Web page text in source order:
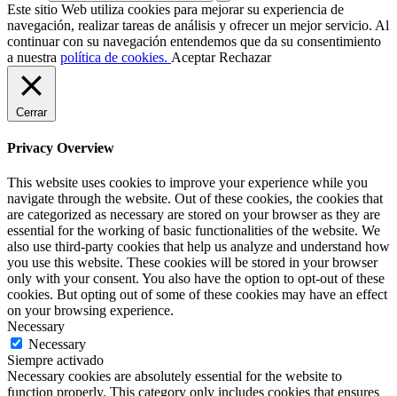
Este sitio Web utiliza cookies para mejorar su experiencia de
navegación, realizar tareas de análisis y ofrecer un mejor servicio. Al
continuar con su navegación entendemos que da su consentimiento
a nuestra política de cookies. Aceptar Rechazar
Cerrar
Privacy Overview
This website uses cookies to improve your experience while you
navigate through the website. Out of these cookies, the cookies that
are categorized as necessary are stored on your browser as they are
essential for the working of basic functionalities of the website. We
also use third-party cookies that help us analyze and understand how
you use this website. These cookies will be stored in your browser
only with your consent. You also have the option to opt-out of these
cookies. But opting out of some of these cookies may have an effect
on your browsing experience.
Necessary
Necessary
Siempre activado
Necessary cookies are absolutely essential for the website to
function properly. This category only includes cookies that ensures